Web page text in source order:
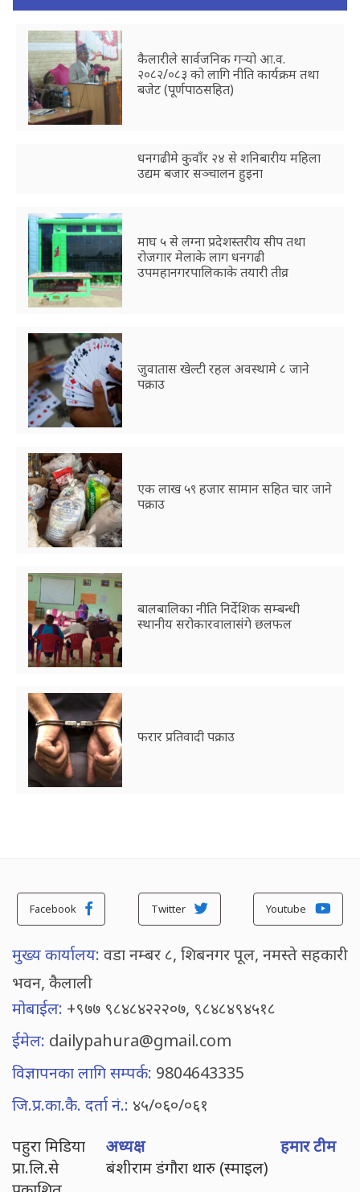
कैलारीले सार्वजनिक गर्‍यो आ.व.
२०८२/०८३ को लागि नीति कार्यक्रम तथा
बजेट (पूर्णपाठसहित)
धनगढीमे कुवाँर २४ से शनिबारीय महिला
उद्यम बजार सञ्चालन हुइना
माघ ५ से लग्ना प्रदेशस्तरीय सीप तथा
रोजगार मेलाके लाग धनगढी
उपमहानगरपालिकाके तयारी तीव्र
जुवातास खेल्टी रहल अवस्थामे ८ जाने
पक्राउ
एक लाख ५९ हजार सामान सहित चार जाने
पक्राउ
बालबालिका नीति निर्देशिक सम्बन्धी
स्थानीय सरोकारवालासंगे छलफल
फरार प्रतिवादी पक्राउ
Facebook Twitter Youtube
मुख्य कार्यालय: वडा नम्बर ८, शिबनगर पूल, नमस्ते सहकारी
भवन, कैलाली
मोबाईल: +९७७ ९८४८४२२२०७, ९८४८४९४५१८
ईमेल: dailypahura@gmail.com
विज्ञापनका लागि सम्पर्क: 9804643335
जि.प्र.का.कै. दर्ता नं.: ४५/०६०/०६१
पहुरा मिडिया
प्रा.लि.से
अध्यक्ष
बंशीराम डंगौरा थारु (स्माइल)
हमार टीम